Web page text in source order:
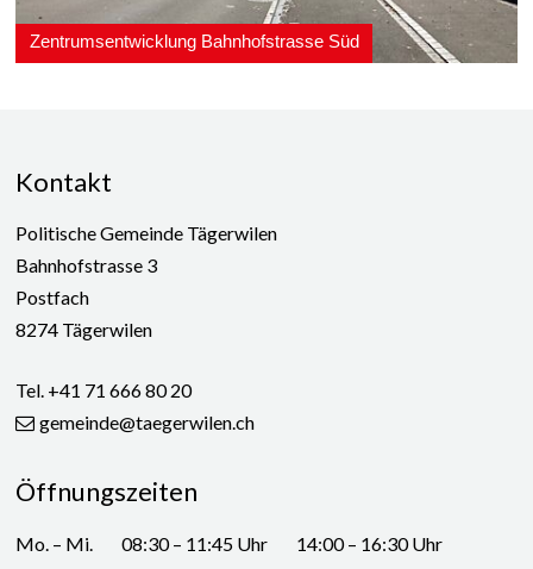
Footer
Kontakt
Politische Gemeinde Tägerwilen
Bahnhofstrasse 3
Postfach
8274 Tägerwilen
Tel. +41 71 666 80 20
gemeinde@taegerwilen.ch
Öffnungszeiten
WOCHENTAG VORMITTAG NACHMITTAG
Mo. – Mi. 08:30 – 11:45 Uhr
14:00 – 16:30 Uhr